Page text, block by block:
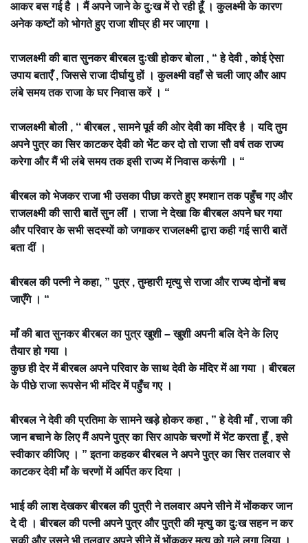
आकर बस गई है । मैं अपने जाने के दुःख में रो रही हूँ । कुलक्ष्मी के कारण
अनेक कष्टों को भोगते हुए राजा शीघ्र ही मर जाएगा ।
राजलक्ष्मी की बात सुनकर बीरबल दुःखी होकर बोला , “ हे देवी , कोई ऐसा
उपाय बताएँ , जिससे राजा दीर्घायु हों । कुलक्ष्मी वहाँ से चली जाए और आप
लंबे समय तक राजा के घर निवास करें । “
राजलक्ष्मी बोली , ‘‘ बीरबल , सामने पूर्व की ओर देवी का मंदिर है । यदि तुम
अपने पुत्र का सिर काटकर देवी को भेंट कर दो तो राजा सौ वर्ष तक राज्य
करेगा और मैं भी लंबे समय तक इसी राज्य में निवास करूंगी । “
बीरबल को भेजकर राजा भी उसका पीछा करते हुए श्मशान तक पहुँच गए और
राजलक्ष्मी की सारी बातें सुन लीं । राजा ने देखा कि बीरबल अपने घर गया
और परिवार के सभी सदस्यों को जगाकर राजलक्ष्मी द्वारा कही गई सारी बातें
बता दीं ।
बीरबल की पत्नी ने कहा, ” पुत्र , तुम्हारी मृत्यु से राजा और राज्य दोनों बच
जाएँगे । “
माँ की बात सुनकर बीरबल का पुत्र खुशी – खुशी अपनी बलि देने के लिए
तैयार हो गया ।
कुछ ही देर में बीरबल अपने परिवार के साथ देवी के मंदिर में आ गया । बीरबल
के पीछे राजा रूपसेन भी मंदिर में पहुँच गए ।
बीरबल ने देवी की प्रतिमा के सामने खड़े होकर कहा , ” हे देवी माँ , राजा की
जान बचाने के लिए मैं अपने पुत्र का सिर आपके चरणों में भेंट करता हूँ , इसे
स्वीकार कीजिए । ” इतना कहकर बीरबल ने अपने पुत्र का सिर तलवार से
काटकर देवी माँ के चरणों में अर्पित कर दिया ।
भाई की लाश देखकर बीरबल की पुत्री ने तलवार अपने सीने में भोंककर जान
दे दी । बीरबल की पत्नी अपने पुत्र और पुत्री की मृत्यु का दुःख सहन न कर